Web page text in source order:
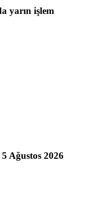
yarın işlem
Ağustos 2026